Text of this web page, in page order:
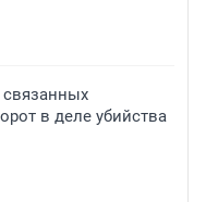
связанных
в деле убийства